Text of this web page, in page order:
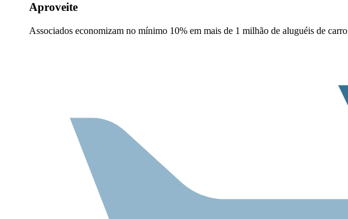
Aproveite
Associados economizam no mínimo 10% em mais de 1 milhão de aluguéis de carro